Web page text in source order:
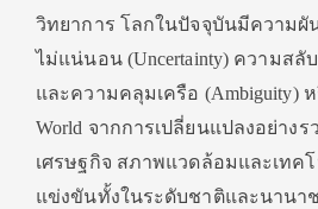
วิทยาการ โลกในปัจจุบันมีความผั
ไม่แน่นอน (Uncertainty) ความสลั
และความคลุมเครือ (Ambiguity)
World จากการเปลี่ยนแปลงอย่างร
เศรษฐกิจ สภาพแวดล้อมและเทค
แข่งขันทั้งในระดับชาติและนานา